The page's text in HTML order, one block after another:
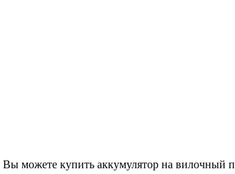
можете купить аккумулятор на вилочный